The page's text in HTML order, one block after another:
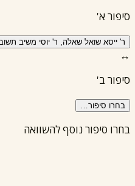
סיפור א'
ר' ייסא שואל שאלה, ר' יוסי משיב
↔
סיפור ב'
בחרו סיפור…
בחרו סיפור נוסף להשוואה